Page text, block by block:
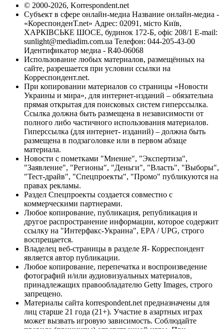
© 2000-2026, Korrespondent.net
Субъект в сфере онлайн-медиа Название онлайн-медиа -
«КореспонденТ.net» Адрес: 02091, місто Київ,
ХАРКІВСЬКЕ ШОСЕ, будинок 172-Б, офіс 208/1 E-mail:
sunlight@mediadim.com.ua Телефон: 044-205-43-00
Идентификатор медиа - R40-06068
Использование любых материалов, размещённых на
сайте, разрешается при условии ссылки на
Корреспондент.net.
При копировании материалов со страницы «Новости
Украины и мира», для интернет-изданий – обязательна
прямая открытая для поисковых систем гиперссылка.
Ссылка должна быть размещена в независимости от
полного либо частичного использования материалов.
Гиперссылка (для интернет- изданий) – должна быть
размещена в подзаголовке или в первом абзаце
материала.
Новости с пометками "Мнение", "Экспертиза",
"Заявление", "Регионы", "Деньги", "Власть", "Выборы",
"Тест-драйв", "Спецпроекты", "Промо" публикуются на
правах рекламы.
Раздел Спецпроекты создается совместно с
коммерческими партнерами.
Любое копирование, публикация, републикация и
другое распространение информации, которое содержит
ссылку на "Интерфакс-Украина", EPA / UPG, строго
воспрещается.
Владелец веб-страницы в разделе Я- Корреспондент
является автор публикации.
Любое копирование, перепечатка и воспроизведение
фотографий и/или аудиовизуальных материалов,
принадлежащих правообладателю Getty Images, строго
запрещено.
Материалы сайта korrespondent.net предназначены для
лиц старше 21 года (21+). Участие в азартных играх
может вызвать игровую зависимость. Соблюдайте